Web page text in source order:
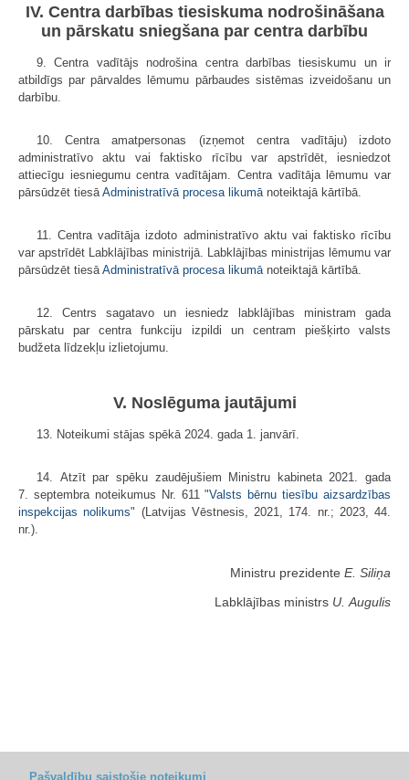
IV. Centra darbības tiesiskuma nodrošināšana
un pārskatu sniegšana par centra darbību
9. Centra vadītājs nodrošina centra darbības tiesiskumu un ir
atbildīgs par pārvaldes lēmumu pārbaudes sistēmas izveidošanu un
darbību.
10. Centra amatpersonas (izņemot centra vadītāju) izdoto
administratīvo aktu vai faktisko rīcību var apstrīdēt, iesniedzot
attiecīgu iesniegumu centra vadītājam. Centra vadītāja lēmumu var
pārsūdzēt tiesā Administratīvā procesa likumā noteiktajā kārtībā.
11. Centra vadītāja izdoto administratīvo aktu vai faktisko rīcību
var apstrīdēt Labklājības ministrijā. Labklājības ministrijas lēmumu var
pārsūdzēt tiesā Administratīvā procesa likumā noteiktajā kārtībā.
12. Centrs sagatavo un iesniedz labklājības ministram gada
pārskatu par centra funkciju izpildi un centram piešķirto valsts
budžeta līdzekļu izlietojumu.
V. Noslēguma jautājumi
13. Noteikumi stājas spēkā 2024. gada 1. janvārī.
14. Atzīt par spēku zaudējušiem Ministru kabineta 2021. gada
7. septembra noteikumus Nr. 611 "Valsts bērnu tiesību aizsardzības
inspekcijas nolikums" (Latvijas Vēstnesis, 2021, 174. nr.; 2023, 44.
nr.).
Ministru prezidente E. Siliņa
Labklājības ministrs U. Augulis
Pašvaldību saistošie noteikumi